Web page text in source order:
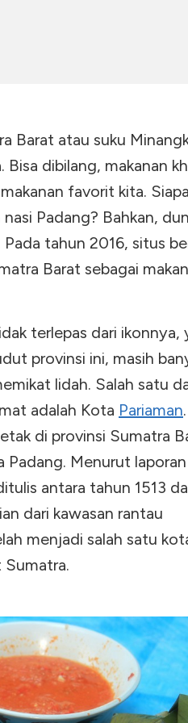
Barat atau suku
dibilang, makanan
favorit kita.
Padang? Bahkan,
Pada tahun 2016, situs
Barat sebagai
terlepas dari ikonnya,
provinsi ini, masih
lidah. Salah satu
adalah Kota Pariaman
di provinsi Sumatra
Padang. Menurut laporan
antara tahun 1513
dari kawasan rantau
menjadi salah satu